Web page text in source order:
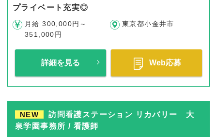
プライベート充実◎
月給 300,000円～
351,000円
東京都小金井市
詳細を見る Web応募
NEW
訪問看護ステーション リカバリー 大
泉学園事務所 / 看護師